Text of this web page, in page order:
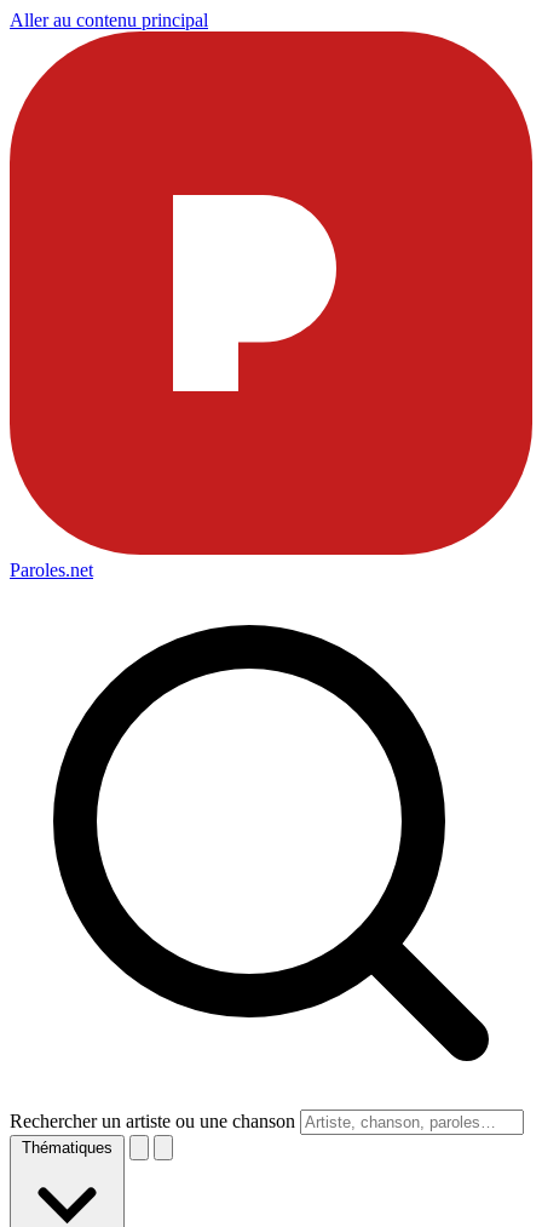
Aller au contenu principal
Paroles.net
Rechercher un artiste ou une chanson
Thématiques